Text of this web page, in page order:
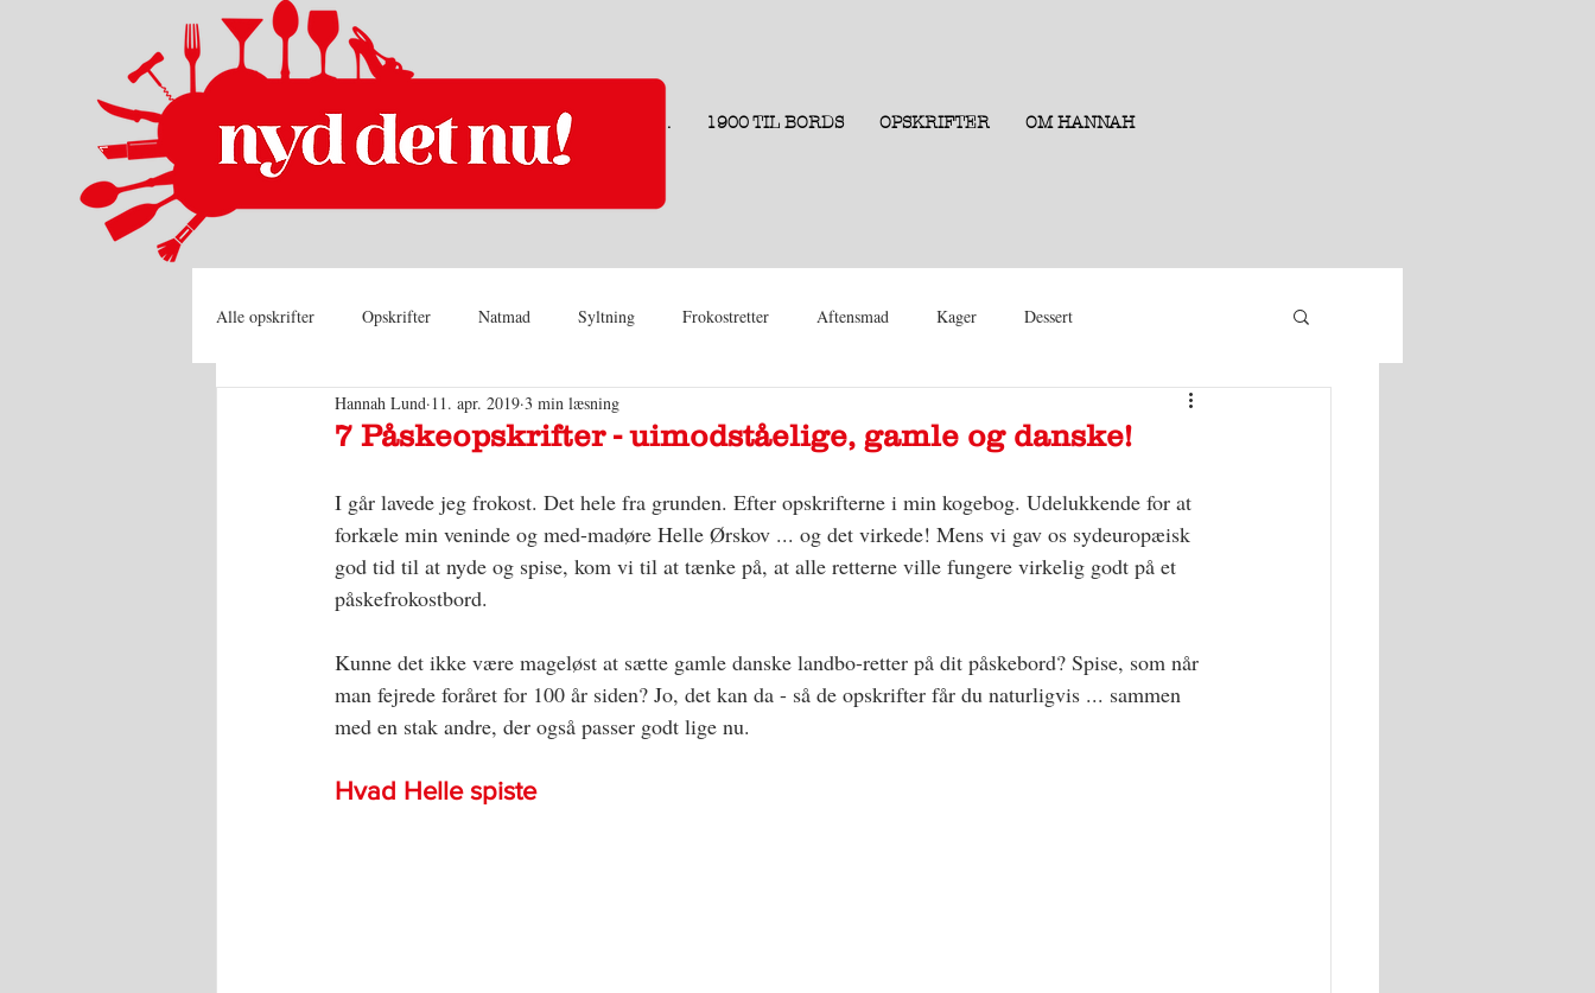
. 1900 TIL BORDS OPSKRIFTER OM HANNAH
Alle opskrifter Opskrifter Natmad Syltning Frokostretter Aftensmad Kager Dessert
7 Påskeopskrifter - uimodståelige, gamle og danske!
Hannah Lund 11. apr. 2019 3 min læsning
I går lavede jeg frokost. Det hele fra grunden. Efter opskrifterne i min kogebog. Udelukkende for at
forkæle min veninde og med-madøre Helle Ørskov ... og det virkede! Mens vi gav os sydeuropæisk
god tid til at nyde og spise, kom vi til at tænke på, at alle retterne ville fungere virkelig godt på et
påskefrokostbord.
Kunne det ikke være mageløst at sætte gamle danske landbo-retter på dit påskebord? Spise, som når
man fejrede foråret for 100 år siden? Jo, det kan da - så de opskrifter får du naturligvis ... sammen
med en stak andre, der også passer godt lige nu.
Hvad Helle spiste